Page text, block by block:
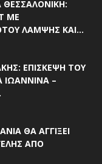
ΘΕΣΣΑΛΟΝΊΚΗ:
ΜΕ
ΛΆΜΨΗΣ ΚΑΙ...
ΕΠΊΣΚΕΨΗ ΤΟΥ
–
ΘΑ ΑΓΓΊΞΕΙ
ΑΠΌ